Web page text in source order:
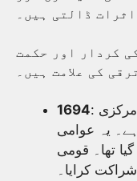
ڈالتی ہیں۔
کردار اور حکمت
کی علامت ہیں۔
1694: بینک آف انگلینڈ کی تشکیل نے جدید مرکزی
یہ عوامی
تھا۔ قومی
کرایا۔